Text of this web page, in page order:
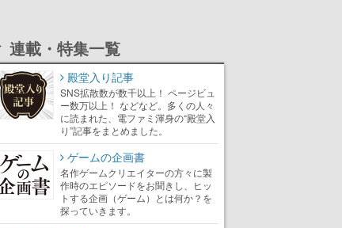
連載・特集一覧
殿堂入り記事
SNS拡散数が数千以上！ ページビュ
ー数万以上！ などなど。多くの人々
に読まれた、電ファミ渾身の“殿堂入
り”記事をまとめました。
ゲームの企画書
名作ゲームクリエイターの方々に製
作時のエピソードをお聞きし、ヒッ
トする企画（ゲーム）とは何か？を
探っていきます。